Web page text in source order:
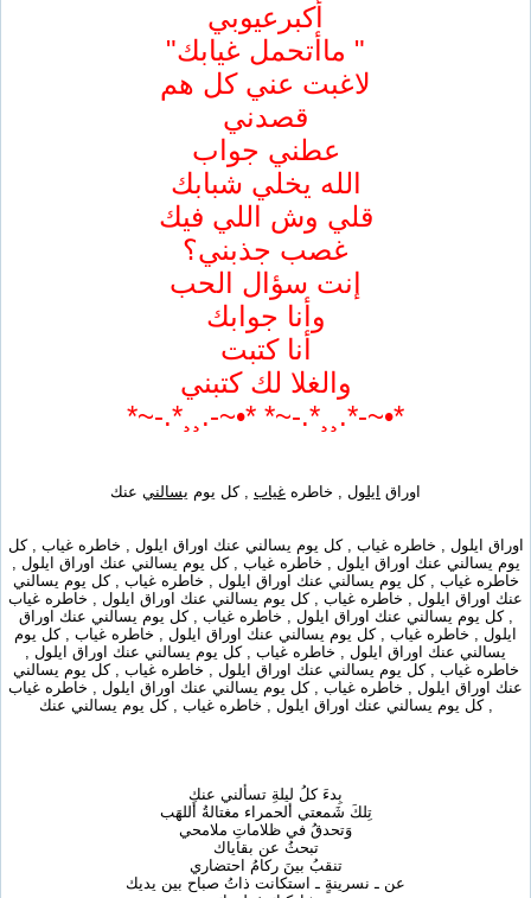
أكبرعيوبي
" ماأتحمل غيابك"
لاغبت عني كل هم
قصدني
عطني جواب
الله يخلي شبابك
قلي وش اللي فيك
غصب جذبني؟
إنت سؤال الحب
وأنا جوابك
أنا كتبت
والغلا لك كتبني
*•~-*.¸¸*.-~* *•~-.¸¸*.-~*
اوراق ايلول , خاطره غياب , كل يوم يسالني عنك
اوراق ايلول , خاطره غياب , كل يوم يسالني عنك اوراق ايلول , خاطره غياب , كل
يوم يسالني عنك اوراق ايلول , خاطره غياب , كل يوم يسالني عنك اوراق ايلول ,
خاطره غياب , كل يوم يسالني عنك اوراق ايلول , خاطره غياب , كل يوم يسالني
عنك اوراق ايلول , خاطره غياب , كل يوم يسالني عنك اوراق ايلول , خاطره غياب
, كل يوم يسالني عنك اوراق ايلول , خاطره غياب , كل يوم يسالني عنك اوراق
ايلول , خاطره غياب , كل يوم يسالني عنك اوراق ايلول , خاطره غياب , كل يوم
يسالني عنك اوراق ايلول , خاطره غياب , كل يوم يسالني عنك اوراق ايلول ,
خاطره غياب , كل يوم يسالني عنك اوراق ايلول , خاطره غياب , كل يوم يسالني
عنك اوراق ايلول , خاطره غياب , كل يوم يسالني عنك اوراق ايلول , خاطره غياب
, كل يوم يسالني عنك اوراق ايلول , خاطره غياب , كل يوم يسالني عنك
بِدءَ كلُ ليلةِ تسألني عنكِ
تِلكَ شَمعتي ألحمراء مغتالةُ أللهَب
وَتحدقُ في ظلاماتِ ملامحي
تبحثُ عن بقاياك
تنقبُ بينَ ركامُ احتضاري
عن ـ نسرينةٍ ـ استكانت ذاتُ صباح بين يديك